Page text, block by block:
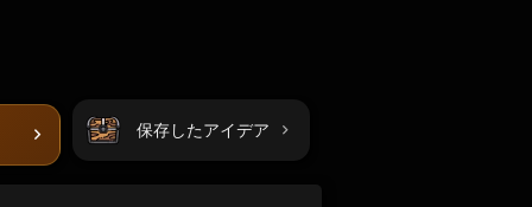
保存したアイデア